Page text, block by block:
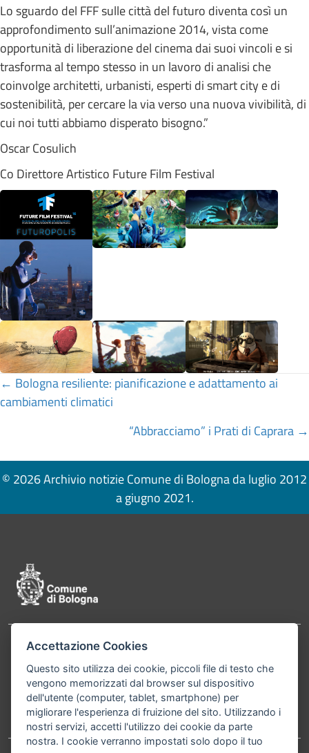
Lo sguardo del FFF sulle città del futuro diventa così un
approfondimento sull’animazione 2014, vista come
opportunità di liberazione del cinema dai suoi vincoli e si
trasforma al tempo stesso in un lavoro di analisi che
coinvolge architetti, urbanisti, esperti di smart city e di
sostenibilità, per cercare la via verso una nuova vivibilità, di
cui noi tutti abbiamo disperato bisogno.”
Oscar Cosulich
Co Direttore Artistico Future Film Festival
Posts
navigation
← Bologna resiliente: pianificazione e adattamento ai
cambiamenti climatici
“Abbracciamo” i Prati di Caprara →
© 2026 Archivio notizie Comune di Bologna da luglio 2012
a giugno 2021.
Contatti
Bologna P.Iva 01232710374 Cod. IBAN: IT 88 R
02008 02435 000020067156
Telefono:051203040
Accettazione Cookies
Questo sito utilizza dei cookie, piccoli file di testo che
vengono memorizzati dal browser sul dispositivo
dell'utente (computer, tablet, smartphone) per
migliorare l'esperienza di fruizione del sito. Utilizzando i
nostri servizi, accetti l'utilizzo dei cookie da parte
nostra. I cookie verranno impostati solo dopo il tuo